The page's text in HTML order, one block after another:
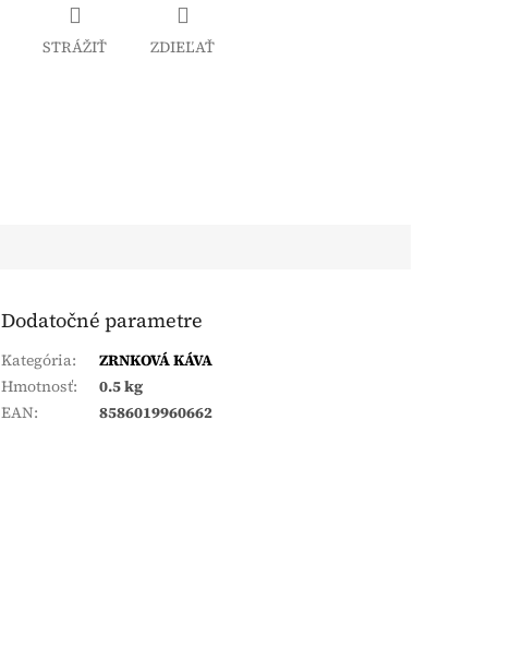
STRÁŽIŤ ZDIEĽAŤ
Dodatočné parametre
Kategória:
ZRNKOVÁ KÁVA
Hmotnosť:
0.5 kg
EAN: 8586019960662